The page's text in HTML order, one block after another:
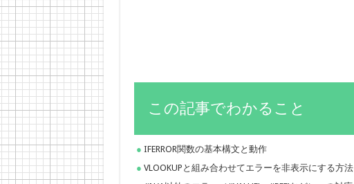
この記事でわかること
IFERROR関数の基本構文と動作
VLOOKUPと組み合わせてエラーを非表示にする方法